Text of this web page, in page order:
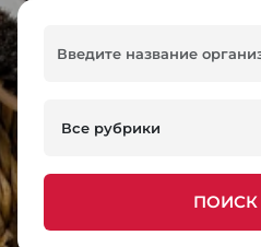
Все рубрики
ПОИСК